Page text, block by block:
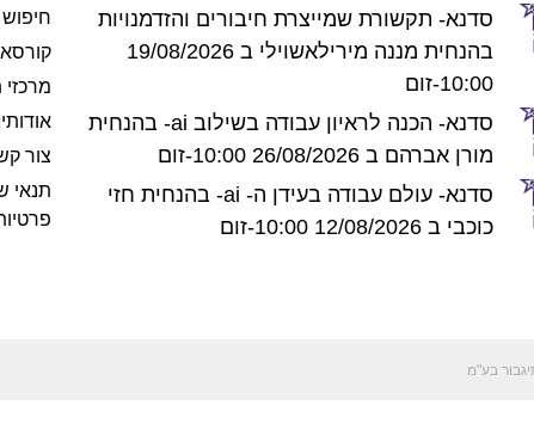
סדנא- תקשורת שמייצרת חיבורים והזדמנויות
בהנחית מננה מירילאשוילי ב 19/08/2026
10:00-זום
סדנא- הכנה לראיון עבודה בשילוב ai- בהנחית
מורן אברהם ב 26/08/2026 10:00-זום
סדנא- עולם עבודה בעידן ה- ai- בהנחית חזי
כוכבי ב 12/08/2026 10:00-זום
צור
תנאי